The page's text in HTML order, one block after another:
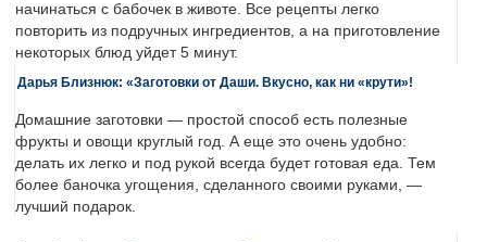
начинаться с бабочек в животе. Все рецепты легко
повторить из подручных ингредиентов, а на приготовление
некоторых блюд уйдет 5 минут.
Дарья Близнюк: «Заготовки от Даши. Вкусно, как ни «крути»!
Домашние заготовки — простой способ есть полезные
фрукты и овощи круглый год. А еще это очень удобно:
делать их легко и под рукой всегда будет готовая еда. Тем
более баночка угощения, сделанного своими руками, —
лучший подарок.